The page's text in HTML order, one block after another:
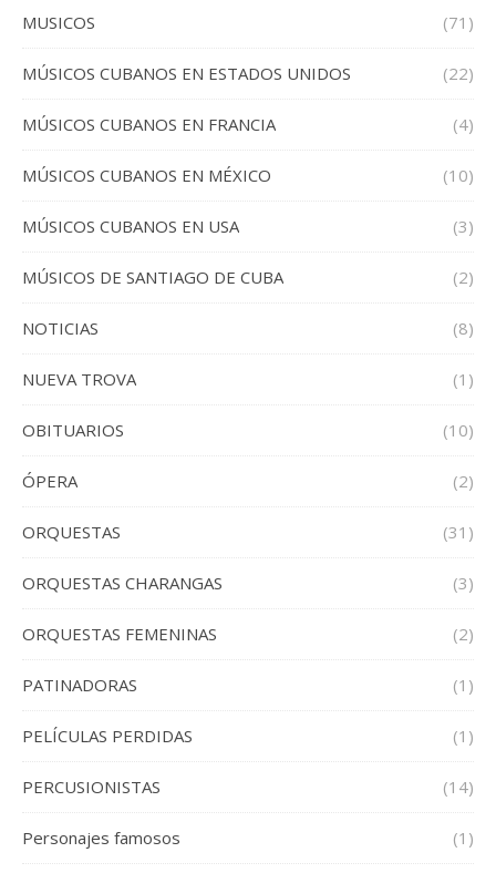
MUSICOS (71)
MÚSICOS CUBANOS EN ESTADOS UNIDOS (22)
MÚSICOS CUBANOS EN FRANCIA (4)
MÚSICOS CUBANOS EN MÉXICO (10)
MÚSICOS CUBANOS EN USA (3)
MÚSICOS DE SANTIAGO DE CUBA (2)
NOTICIAS (8)
NUEVA TROVA (1)
OBITUARIOS (10)
ÓPERA (2)
ORQUESTAS (31)
ORQUESTAS CHARANGAS (3)
ORQUESTAS FEMENINAS (2)
PATINADORAS (1)
PELÍCULAS PERDIDAS (1)
PERCUSIONISTAS (14)
Personajes famosos (1)